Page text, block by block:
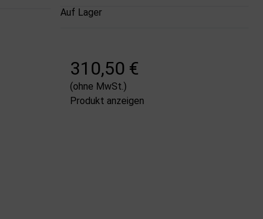
Auf Lager
310,50 €
(ohne MwSt.)
Produkt anzeigen